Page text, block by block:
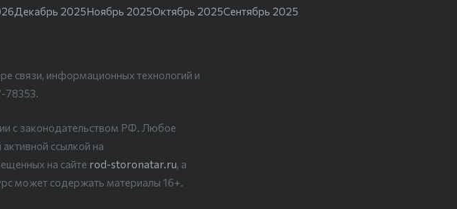
Декабрь 2025Ноябрь 2025Октябрь 2025Сентябрь 2025
связи, информационных технологий и
78353.
с законодательством РФ. Любое
ссылкой на
на сайте rod-storonatar.ru, а
может содержать материалы 16+.